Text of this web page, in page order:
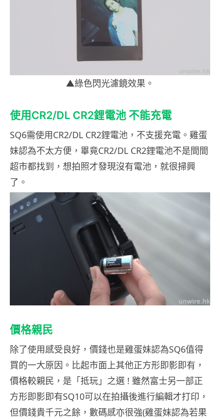
▲綠色閃光濾鏡效果。
使用CR2/DL CR2鋰電池 不能充電
SQ6需使用CR2/DL CR2鋰電池，不支援充電。雞蛋
妹認為不太方便，畢竟CR2/DL CR2鋰電池不是間間
超市都找到，想拍照才發現沒有電池，就很掃興
了。
價格親民
除了使用感受良好，價錢也是雞蛋妹認為SQ6值得
買的一大原因。比起市面上其他正方形即影即有，
價格較親民，是「抵玩」之選 ! 雖然富士另一部正
方形即影即有SQ10可以在拍攝後進行編輯才打印，
但價錢貴千元之餘，數碼感亦很強(雞蛋妹認為若果